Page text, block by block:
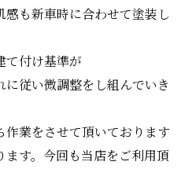
感も新車時に合わせて塗装し
て付け基準が
従い微調整をし組んでいき
業をさせて頂いております
ます。今回も当店をご利用頂